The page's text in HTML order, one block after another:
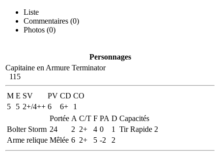
Liste
Commentaires (0)
Photos (0)
Personnages
Capitaine en Armure Terminator
115
M E SV PV CD CO
5
5 2+/4++ 6 6+
1
Portée A C/T F PA D Capacités
Bolter Storm 24 2 2+ 4 0 1
Tir Rapide 2
Arme relique Mêlée 6 2+ 5 -2 2